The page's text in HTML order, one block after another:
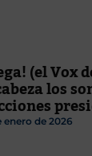
(el Vox
los
enero de 2026